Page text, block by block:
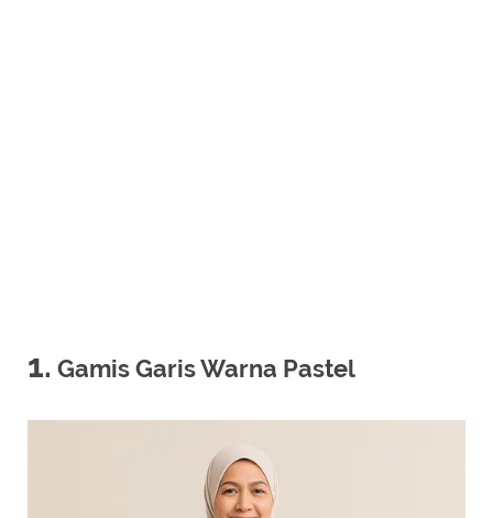
1. Gamis Garis Warna Pastel